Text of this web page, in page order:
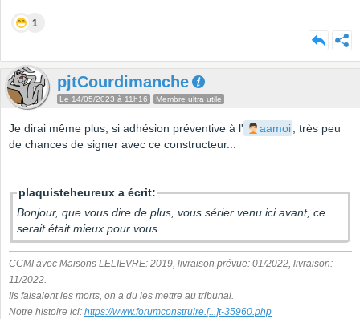
1
pjtCourdimanche
Le 14/05/2023 à 11h16 Membre ultra utile
Je dirai même plus, si adhésion préventive à l' aamoi, très peu
de chances de signer avec ce constructeur...
plaquisteheureux a écrit:
Bonjour, que vous dire de plus, vous sérier venu ici avant, ce
serait était mieux pour vous
CCMI avec Maisons LELIEVRE: 2019, livraison prévue: 01/2022, livraison:
11/2022.
Ils faisaient les morts, on a du les mettre au tribunal.
Notre histoire ici: https://www.forumconstruire.[...]t-35960.php